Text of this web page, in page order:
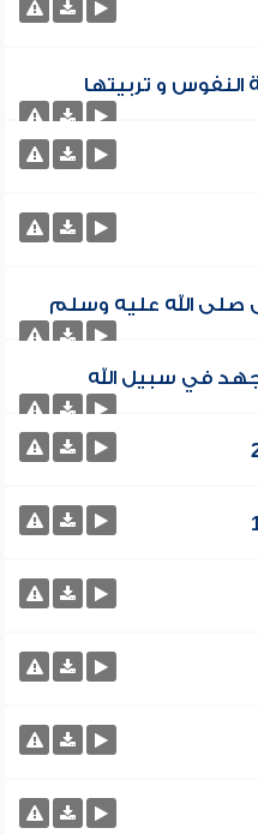
النفوس و تربيتها
صلى الله عليه وسلم
في سبيل الله